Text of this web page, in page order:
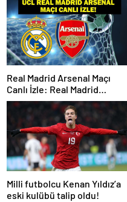
Real Madrid Arsenal Maçı
Canlı İzle: Real Madrid
Arsenal Maçı Hangi Kanalda?
Real Madrid Arsenal Maçı Ne
Zaman, Saat Kaçta? İşte Maç
Kadrosu
Milli futbolcu Kenan Yıldız’a
eski kulübü talip oldu!